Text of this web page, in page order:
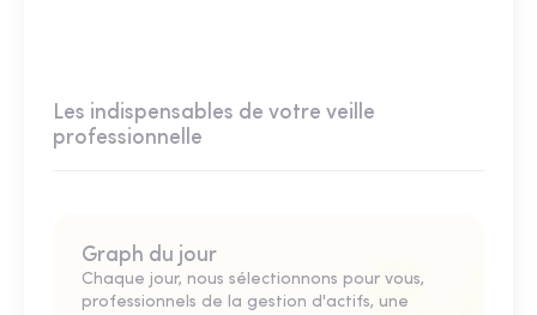
Les indispensables de votre veille
professionnelle
Graph du jour
Chaque jour, nous sélectionnons pour vous,
professionnels de la gestion d'actifs, une